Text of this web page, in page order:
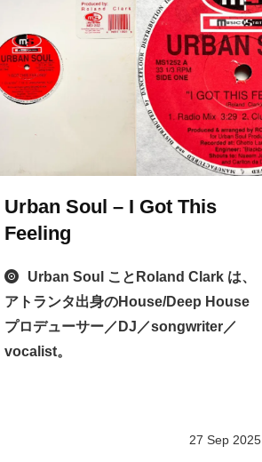
Urban Soul – I Got This
Feeling
Urban Soul ことRoland Clark は、
アトランタ出身のHouse/Deep House
プロデューサー／DJ／songwriter／
vocalist。
27 Sep 2025